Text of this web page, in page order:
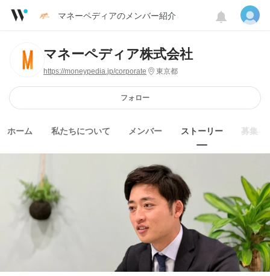
マネーペディアのメンバー紹介
マネーペディア株式会社
https://moneypedia.jp/corporate 東京都
フォロー
ホーム 私たちについて メンバー ストーリー 募集